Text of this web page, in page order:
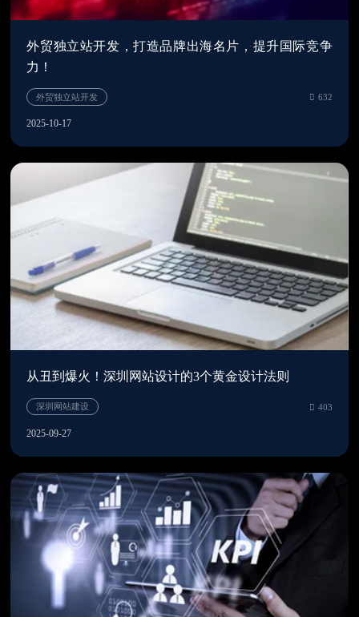
外贸独立站开发，打造品牌出海名片，提升国际竞争
力！
外贸独立站开发
2025-10-17
从丑到爆火！深圳网站设计的3个黄金设计法则
2025-09-27